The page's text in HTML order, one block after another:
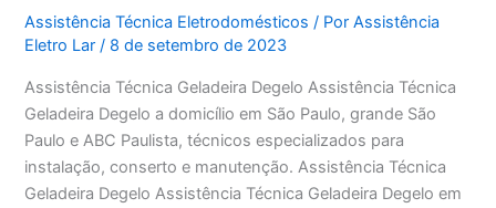
Assistência Técnica Eletrodomésticos / PorAssistência
Eletro Lar/ 8 de setembro de 2023
Assistência Técnica Geladeira Degelo Assistência Técnica
Geladeira Degelo a domicílio em São Paulo, grande São
Paulo e ABC Paulista, técnicos especializados para
instalação, conserto e manutenção. Assistência Técnica
Geladeira Degelo Assistência Técnica Geladeira Degelo em